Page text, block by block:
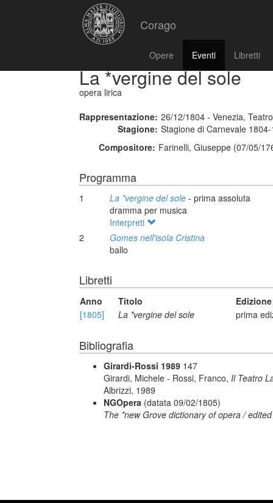
Corago
Opere Eventi Libretti
La *vergine del sole
opera lirica
Rappresentazione: 26/12/1804 - Venezia,
Stagione: Stagione di Carnevale
Compositore: Farinelli, Giuseppe (07/05/
Programma
1 La *vergine del sole - prima assoluta
dramma per musica
Interpreti
2
Gomes nell'isola Cristina
ballo
Libretti
Anno Titolo
Edizione
[1805]
La *vergine del sole prima
Bibliografia
Girardi-Rossi 1989 147
Girardi, Michele - Rossi, Franco, Il Teatro
Albrizzi, 1989
NGOpera (datata 09/02/1805)
The *new Grove dictionary of opera /